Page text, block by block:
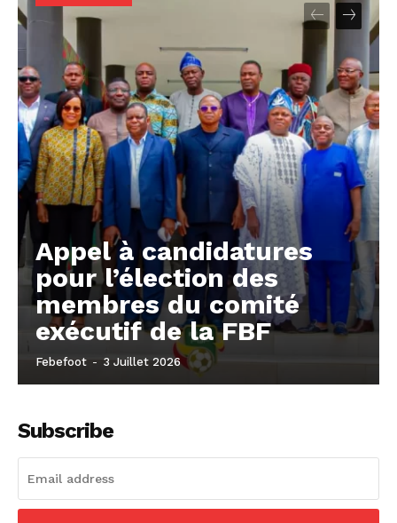
Appel à candidatures
pour l’élection des
membres du comité
exécutif de la FBF
Febefoot - 3 Juillet 2026
Subscribe